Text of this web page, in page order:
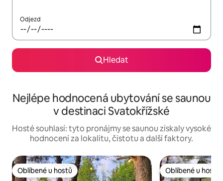
Odjezd
Hledat
Nejlépe hodnocená ubytování se saunou
v destinaci Svatokřížské
Hosté souhlasí: tyto pronájmy se saunou získaly vysoké
hodnocení za lokalitu, čistotu a další faktory.
Oblíbené u hostů
Oblíbené u hostů Oblíbené u hostů
Oblíbené u hostů